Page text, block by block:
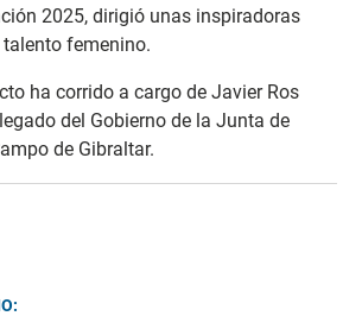
2025, dirigió unas inspiradoras
femenino.
ha corrido a cargo de Javier Ros
del Gobierno de la Junta de
de Gibraltar.